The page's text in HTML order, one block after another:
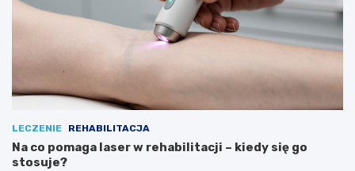
LECZENIE REHABILITACJA
Na co pomaga laser w rehabilitacji – kiedy się go
stosuje?